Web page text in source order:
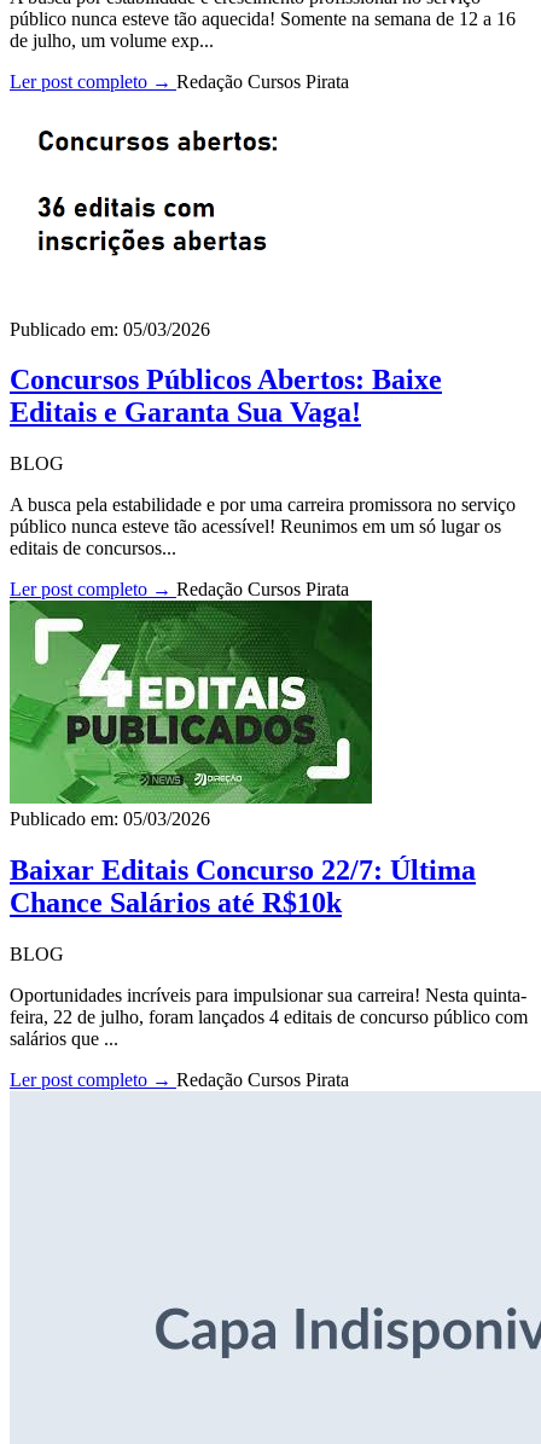
público nunca esteve tão aquecida! Somente na semana de 12 a 16
de julho, um volume exp...
Ler post completo → Redação Cursos Pirata
Publicado em: 05/03/2026
Concursos Públicos Abertos: Baixe
Editais e Garanta Sua Vaga!
BLOG
A busca pela estabilidade e por uma carreira promissora no serviço
público nunca esteve tão acessível! Reunimos em um só lugar os
editais de concursos...
Ler post completo → Redação Cursos Pirata
Publicado em: 05/03/2026
Baixar Editais Concurso 22/7: Última
Chance Salários até R$10k
BLOG
Oportunidades incríveis para impulsionar sua carreira! Nesta quinta-
feira, 22 de julho, foram lançados 4 editais de concurso público com
salários que ...
Ler post completo → Redação Cursos Pirata